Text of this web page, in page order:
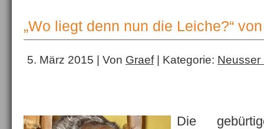
„Wo liegt denn nun die Leiche?“
5. März 2015 | Von Graef| Kategorie: Neusser
Die